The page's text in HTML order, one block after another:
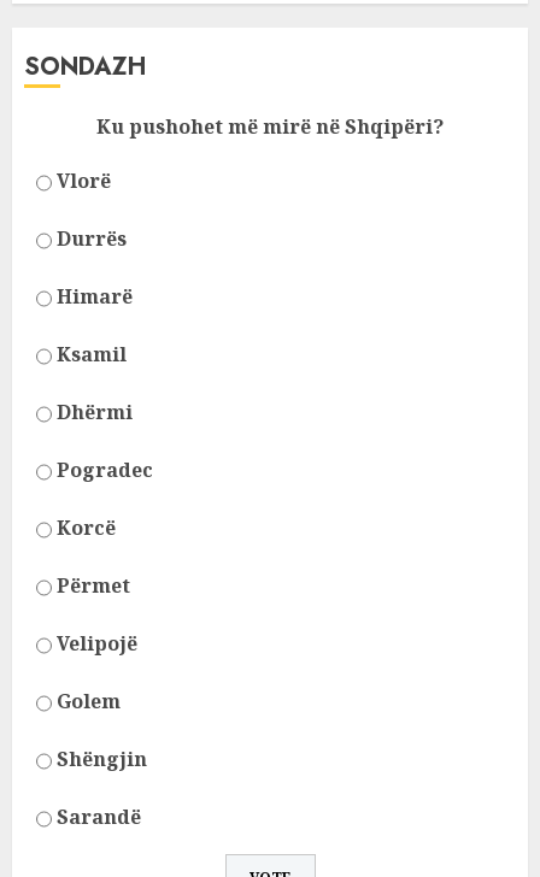
SONDAZH
Ku pushohet më mirë në Shqipëri?
Vlorë
Durrës
Himarë
Ksamil
Dhërmi
Pogradec
Korcë
Përmet
Velipojë
Golem
Shëngjin
Sarandë